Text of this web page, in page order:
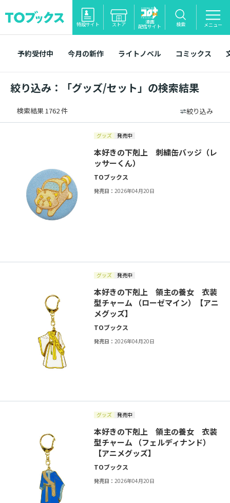
特設サイト ストア 漫画
配信サイト 検索 メニュー
予約受付中 今月の新作 ライトノベル コミックス
絞り込み：「グッズ/セット」の検索結果
検索結果 1762 件 絞り込み
グッズ 発売中
本好きの下剋上 刺繍缶バッジ（レ
ッサーくん）
TOブックス
発売日：2026年04月20日
グッズ 発売中
本好きの下剋上 領主の養女 衣装
型チャーム （ローゼマイン）【アニ
メグッズ】
TOブックス
発売日：2026年04月20日
グッズ 発売中
本好きの下剋上 領主の養女 衣装
型チャーム （フェルディナンド）
【アニメグッズ】
TOブックス
発売日：2026年04月20日